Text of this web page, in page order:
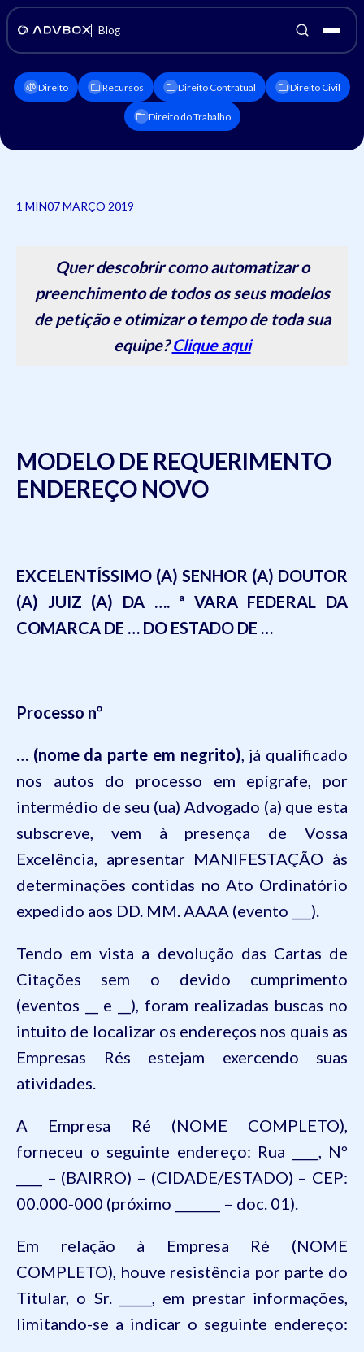
Blog
Direito Recursos Direito Contratual Direito Civil
Direito do Trabalho
1 MIN07 MARÇO 2019
Quer descobrir como automatizar o
preenchimento de todos os seus modelos
de petição e otimizar o tempo de toda sua
equipe?Clique aqui
MODELO DE REQUERIMENTO
ENDEREÇO NOVO
EXCELENTÍSSIMO (A) SENHOR (A) DOUTOR
(A) JUIZ (A) DA …. ª VARA FEDERAL DA
COMARCA DE … DO ESTADO DE …
Processo nº
… (nome da parte em negrito), já qualificado
nos autos do processo em epígrafe, por
intermédio de seu (ua) Advogado (a) que esta
subscreve, vem à presença de Vossa
Excelência, apresentar MANIFESTAÇÃO às
determinações contidas no Ato Ordinatório
expedido aos DD. MM. AAAA (evento ___).
Tendo em vista a devolução das Cartas de
Citações sem o devido cumprimento
(eventos __ e __), foram realizadas buscas no
intuito de localizar os endereços nos quais as
Empresas Rés estejam exercendo suas
atividades.
A Empresa Ré (NOME COMPLETO),
forneceu o seguinte endereço: Rua ____, Nº
____ – (BAIRRO) – (CIDADE/ESTADO) – CEP:
00.000-000 (próximo _______ – doc. 01).
Em relação à Empresa Ré (NOME
COMPLETO), houve resistência por parte do
Titular, o Sr. _____, em prestar informações,
limitando-se a indicar o seguinte endereço: